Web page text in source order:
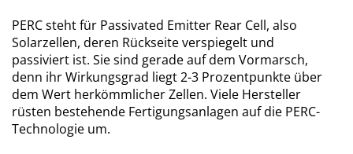
PERC steht für Passivated Emitter Rear Cell, also
Solarzellen, deren Rückseite verspiegelt und
passiviert ist. Sie sind gerade auf dem Vormarsch,
denn ihr Wirkungsgrad liegt 2-3 Prozentpunkte über
dem Wert herkömmlicher Zellen. Viele Hersteller
rüsten bestehende Fertigungsanlagen auf die PERC-
Technologie um.